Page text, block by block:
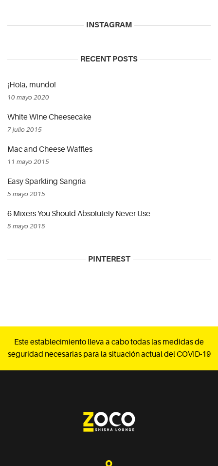
INSTAGRAM
RECENT POSTS
¡Hola, mundo!
10 mayo 2020
White Wine Cheesecake
7 julio 2015
Mac and Cheese Waffles
11 mayo 2015
Easy Sparkling Sangria
5 mayo 2015
6 Mixers You Should Absolutely Never Use
5 mayo 2015
PINTEREST
Este establecimiento lleva a cabo todas las medidas de
seguridad necesarias para la situación actual del COVID-19